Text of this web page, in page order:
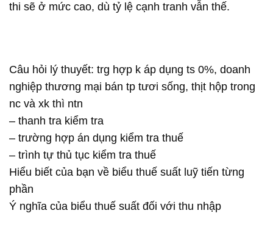
thi sẽ ở mức cao, dù tỷ lệ cạnh tranh vẫn thế.
Câu hỏi lý thuyết: trg hợp k áp dụng ts 0%, doanh
nghiệp thương mại bán tp tươi sống, thịt hộp trong
nc và xk thì ntn
– thanh tra kiểm tra
– trường hợp án dụng kiểm tra thuế
– trình tự thủ tục kiểm tra thuế
Hiểu biết của bạn về biểu thuế suất luỹ tiến từng
phần
Ý nghĩa của biểu thuế suất đối với thu nhập